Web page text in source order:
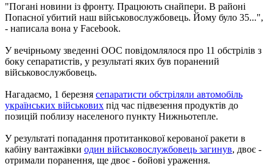
"Погані новини із фронту. Працюють снайпери. В районі
Попасної убитий наш військовослужбовець. Йому було 35...",
- написала вона у Facebook.
У вечірньому зведенні ООС повідомлялося про 11 обстрілів з
боку сепаратистів, у результаті яких був поранений
військовослужбовець.
Нагадаємо, 1 березня сепаратисти обстріляли автомобіль
українських військових під час підвезення продуктів до
позицій поблизу населеного пункту Нижньотепле.
У результаті попадання протитанкової керованої ракети в
кабіну вантажівки один військовослужбовець загинув, двоє -
отримали поранення, ще двоє - бойові ураження.